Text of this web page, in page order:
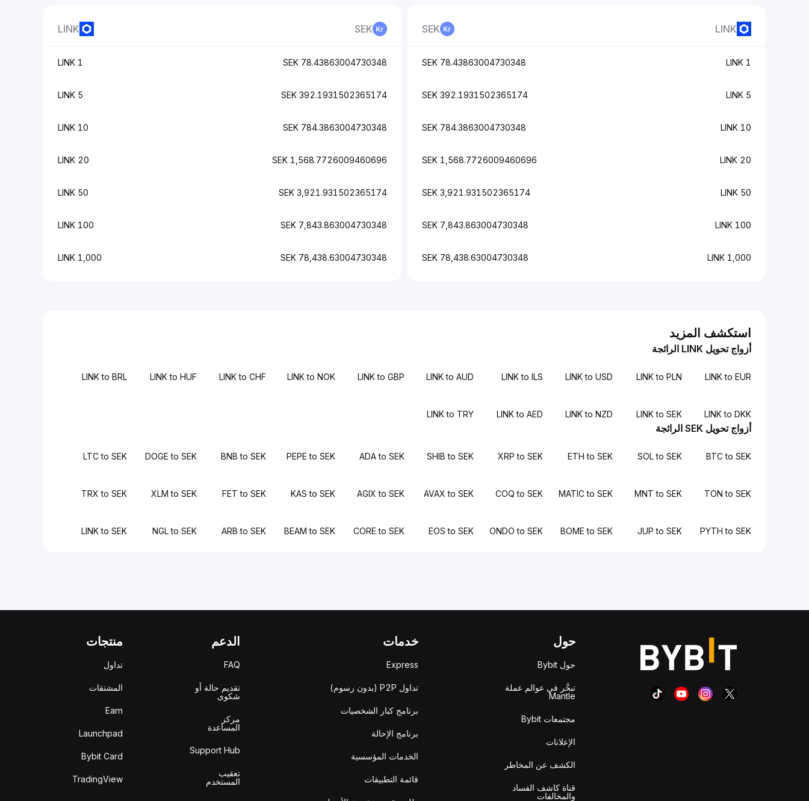
LINK
SEK
1 LINK
78.43863004730348 SEK
5 LINK
392.1931502365174 SEK
10 LINK
784.3863004730348 SEK
20 LINK
1,568.7726009460696 SEK
50 LINK
3,921.931502365174 SEK
100 LINK
7,843.863004730348 SEK
1,000 LINK
78,438.63004730348 SEK
SEK
LINK
78.43863004730348 SEK
1 LINK
392.1931502365174 SEK
5 LINK
784.3863004730348 SEK
10 LINK
1,568.7726009460696 SEK
20 LINK
3,921.931502365174 SEK
50 LINK
7,843.863004730348 SEK
100 LINK
78,438.63004730348 SEK
1,000 LINK
استكشف المزيد
أزواج تحويل LINK الرائجة
LINK to EUR
LINK to PLN
LINK to USD
LINK to ILS
LINK to AUD
LINK to GBP
LINK to NOK
LINK to CHF
LINK to HUF
LINK to BRL
LINK to DKK
LINK to SEK
LINK to NZD
LINK to AED
LINK to TRY
أزواج تحويل SEK الرائجة
BTC to SEK
SOL to SEK
ETH to SEK
XRP to SEK
SHIB to SEK
ADA to SEK
PEPE to SEK
BNB to SEK
DOGE to SEK
LTC to SEK
TON to SEK
MNT to SEK
MATIC to SEK
COQ to SEK
AVAX to SEK
AGIX to SEK
KAS to SEK
FET to SEK
XLM to SEK
TRX to SEK
PYTH to SEK
JUP to SEK
BOME to SEK
ONDO to SEK
EOS to SEK
CORE to SEK
BEAM to SEK
ARB to SEK
NGL to SEK
LINK to SEK
حول
حول Bybit
تبحَّر في عوالم عملة
Mantle
مجتمعات Bybit
الإعلانات
الكشف عن المخاطر
قناة كاشف الفساد
والمخالفات
خدمات
Express
تداول P2P (بدون رسوم)
برنامج كبار الشخصيات
برنامج الإحالة
الخدمات المؤسسية
قائمة التطبيقات
الدعم
FAQ
تقديم حالة أو
شكوى
مركز
المساعدة
Support Hub
تعقيب
المستخدم
منتجات
تداول
المشتقات
Earn
Launchpad
Bybit Card
TradingView